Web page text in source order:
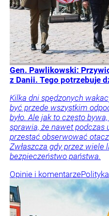
Gen. Pawlikowski:
z Danii. Tego potrzebuje
Kilka dni spędzonych
być przede wszystkim
było. Ale jak to często
sprawia, że nawet podczas
przestać obserwować
Zwłaszcza gdy przez wiele
bezpieczeństwo państwa.
Opinie i komentarzePolityka